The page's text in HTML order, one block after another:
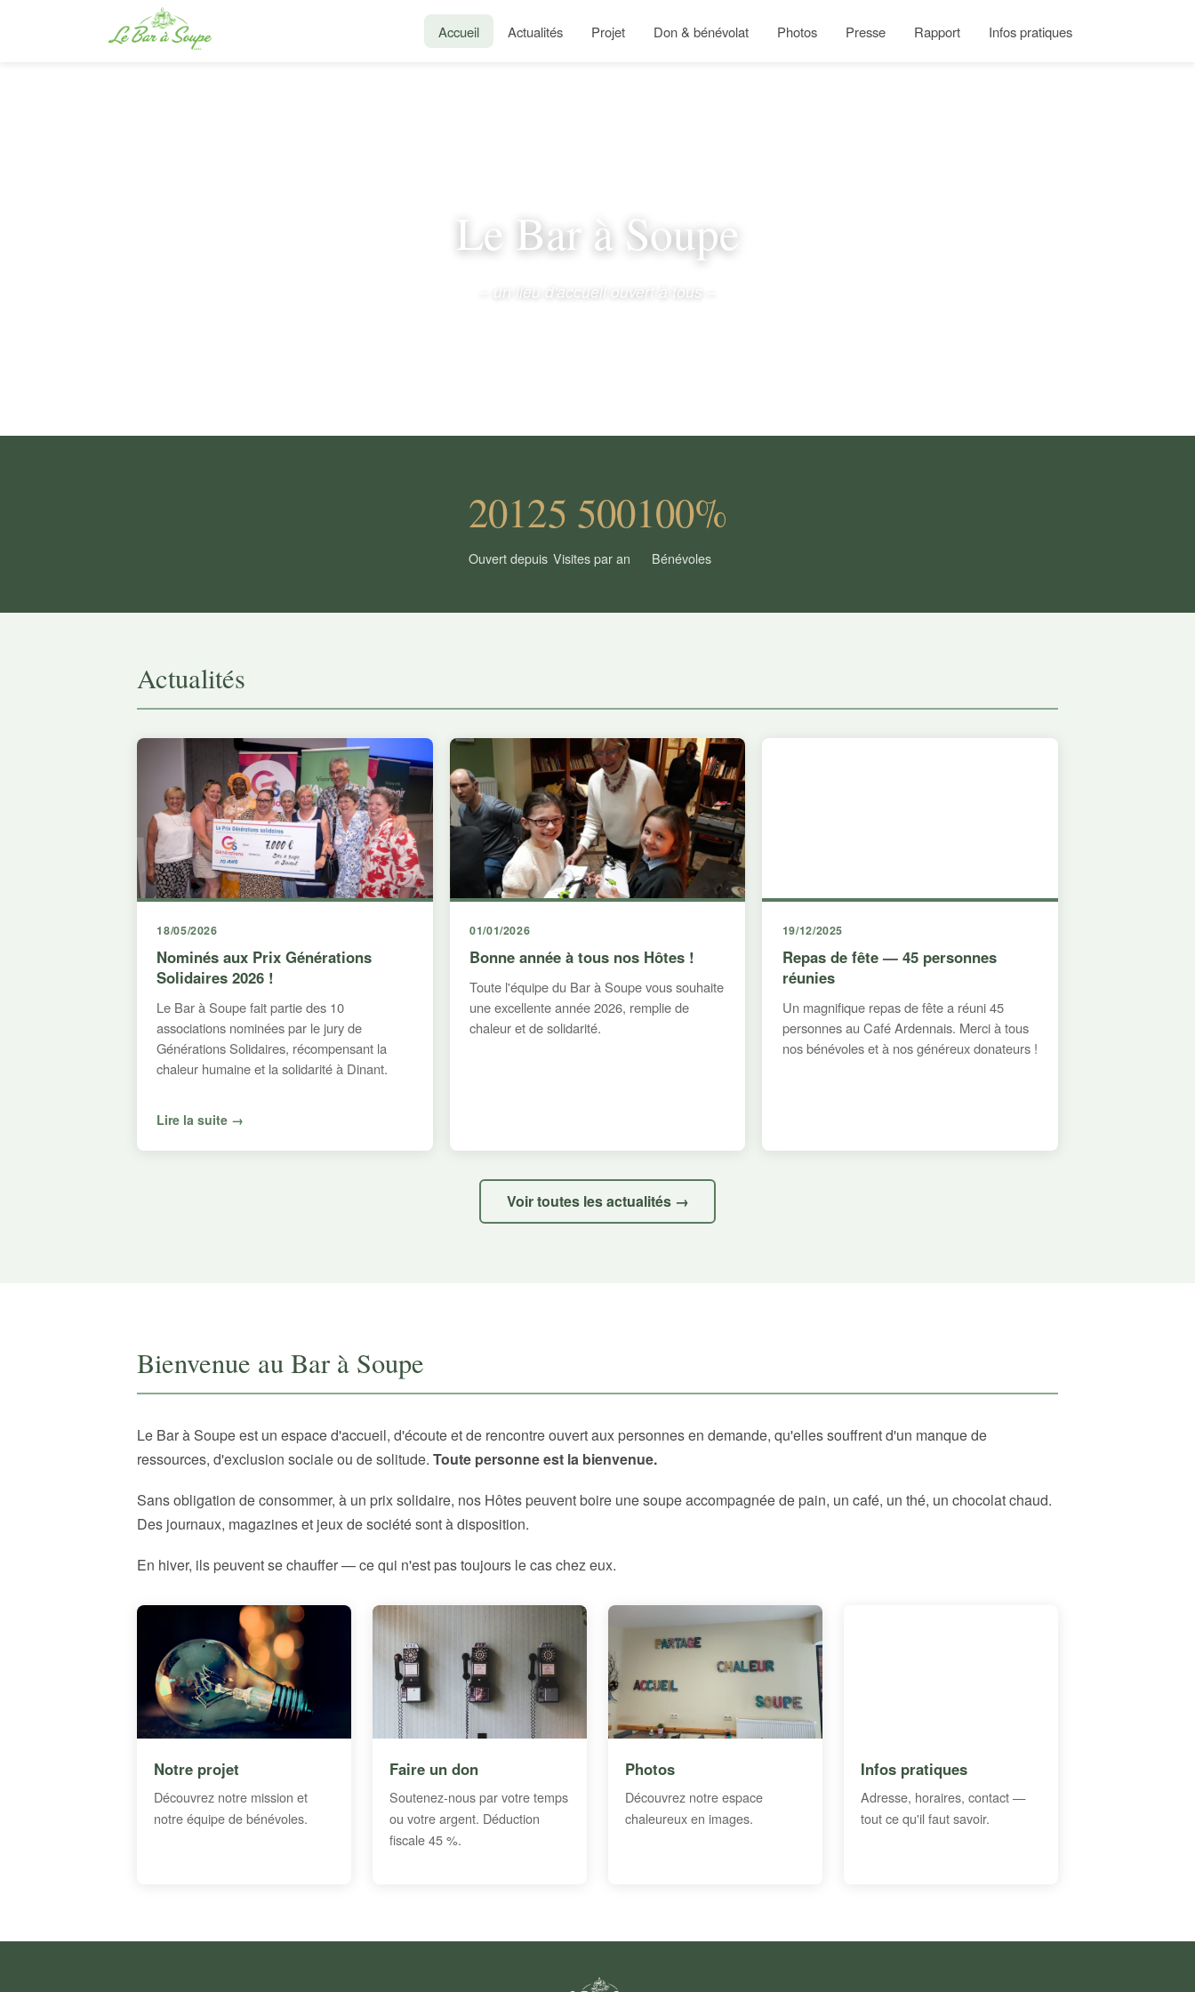
Accueil Actualités Projet Don & bénévolat Photos Presse Rapport Infos pratiques
Le Bar à Soupe
– un lieu d'accueil ouvert à tous –
2012
Ouvert depuis
5 500
Visites par an
100%
Bénévoles
Actualités
18/05/2026
Nominés aux Prix Générations
Solidaires 2026 !
Le Bar à Soupe fait partie des 10
associations nominées par le jury de
Générations Solidaires, récompensant la
chaleur humaine et la solidarité à Dinant.
Lire la suite →
01/01/2026
Bonne année à tous nos Hôtes !
Toute l'équipe du Bar à Soupe vous souhaite
une excellente année 2026, remplie de
chaleur et de solidarité.
19/12/2025
Repas de fête — 45 personnes
réunies
Un magnifique repas de fête a réuni 45
personnes au Café Ardennais. Merci à tous
nos bénévoles et à nos généreux donateurs !
Voir toutes les actualités →
Bienvenue au Bar à Soupe
Le Bar à Soupe est un espace d'accueil, d'écoute et de rencontre ouvert aux personnes en demande, qu'elles souffrent d'un manque de
ressources, d'exclusion sociale ou de solitude. Toute personne est la bienvenue.
Sans obligation de consommer, à un prix solidaire, nos Hôtes peuvent boire une soupe accompagnée de pain, un café, un thé, un chocolat chaud.
Des journaux, magazines et jeux de société sont à disposition.
En hiver, ils peuvent se chauffer — ce qui n'est pas toujours le cas chez eux.
Notre projet
Découvrez notre mission et
notre équipe de bénévoles.
Faire un don
Soutenez-nous par votre temps
ou votre argent. Déduction
fiscale 45 %.
Photos
Découvrez notre espace
chaleureux en images.
Infos pratiques
Adresse, horaires, contact —
tout ce qu'il faut savoir.